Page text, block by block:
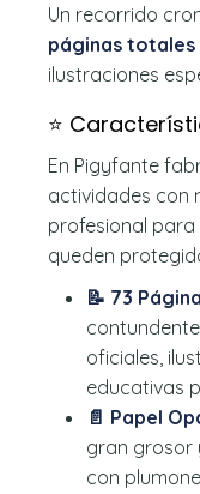
Un recorrido
páginas totales
ilustraciones
⭐
En Pigyfante
actividades con
profesional
queden
📝 73
oficiales,
educativas
📄 Papel
gran grosor
con